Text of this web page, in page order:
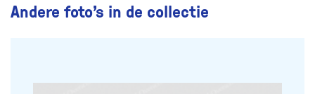
Andere foto’s in de collectie